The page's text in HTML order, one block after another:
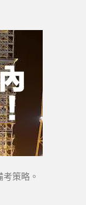
策略。